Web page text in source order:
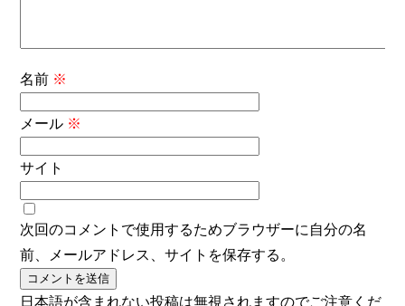
名前 ※
メール ※
サイト
次回のコメントで使用するためブラウザーに自分の名
前、メールアドレス、サイトを保存する。
日本語が含まれない投稿は無視されますのでご注意くだ